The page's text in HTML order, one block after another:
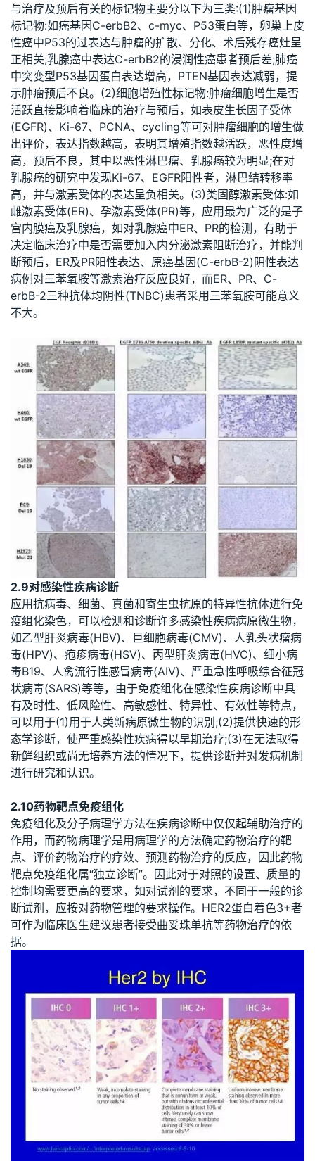
与治疗及预后有关的标记物主要分以下为三类:(1)肿瘤基因
标记物:如癌基因C-erbB2、c-myc、P53蛋白等，卵巢上皮
性癌中P53的过表达与肿瘤的扩散、分化、术后残存癌灶呈
正相关;乳腺癌中表达C-erbB2的浸润性癌患者预后差;肺癌
中突变型P53基因蛋白表达增高，PTEN基因表达减弱，提
示肿瘤预后不良。(2)细胞增殖性标记物:肿瘤细胞增生是否
活跃直接影响着临床的治疗与预后，如表皮生长因子受体
(EGFR)、Ki-67、PCNA、cycling等可对肿瘤细胞的增生做
出评价，表达指数越高，表明其增殖指数越活跃，恶性度增
高，预后不良，其中以恶性淋巴瘤、乳腺癌较为明显;在对
乳腺癌的研究中发现Ki-67、EGFR阳性者，淋巴结转移率
高，并与激素受体的表达呈负相关。(3)类固醇激素受体:如
雌激素受体(ER)、孕激素受体(PR)等，应用最为广泛的是子
宫内膜癌及乳腺癌，如对乳腺癌中ER、PR的检测，有助于
决定临床治疗中是否需要加入内分泌激素阻断治疗，并能判
断预后，ER及PR阳性表达、原癌基因(C-erbB-2)阴性表达
病例对三苯氧胺等激素治疗反应良好，而ER、PR、C-
erbB-2三种抗体均阴性(TNBC)患者采用三苯氧胺可能意义
不大。
2.9对感染性疾病诊断
应用抗病毒、细菌、真菌和寄生虫抗原的特异性抗体进行免
疫组化染色，可以检测和诊断许多感染性疾病病原微生物，
如乙型肝炎病毒(HBV)、巨细胞病毒(CMV)、人乳头状瘤病
毒(HPV)、疱疹病毒(HSV)、丙型肝炎病毒(HVC)、细小病
毒B19、人禽流行性感冒病毒(AIV)、严重急性呼吸综合征冠
状病毒(SARS)等等，由于免疫组化在感染性疾病诊断中具
有及时性、低风险性、高敏感性、特异性、有效性等特点，
可以用于(1)用于人类新病原微生物的识别;(2)提供快速的形
态学诊断，使严重感染性疾病得以早期治疗;(3)在无法取得
新鲜组织或尚无培养方法的情况下，提供诊断并对发病机制
进行研究和认识。
2.10药物靶点免疫组化
免疫组化及分子病理学方法在疾病诊断中仅仅起辅助治疗的
作用，而药物病理学是用病理学的方法确定药物治疗的靶
点、评价药物治疗的疗效、预测药物治疗的反应，因此药物
靶点免疫组化属“独立诊断”。因此对于对照的设置、质量的
控制均需要更高的要求，如对试剂的要求，不同于一般的诊
断试剂，应按对药物管理的要求操作。HER2蛋白着色3+者
可作为临床医生建议患者接受曲妥珠单抗等药物治疗的依
据。